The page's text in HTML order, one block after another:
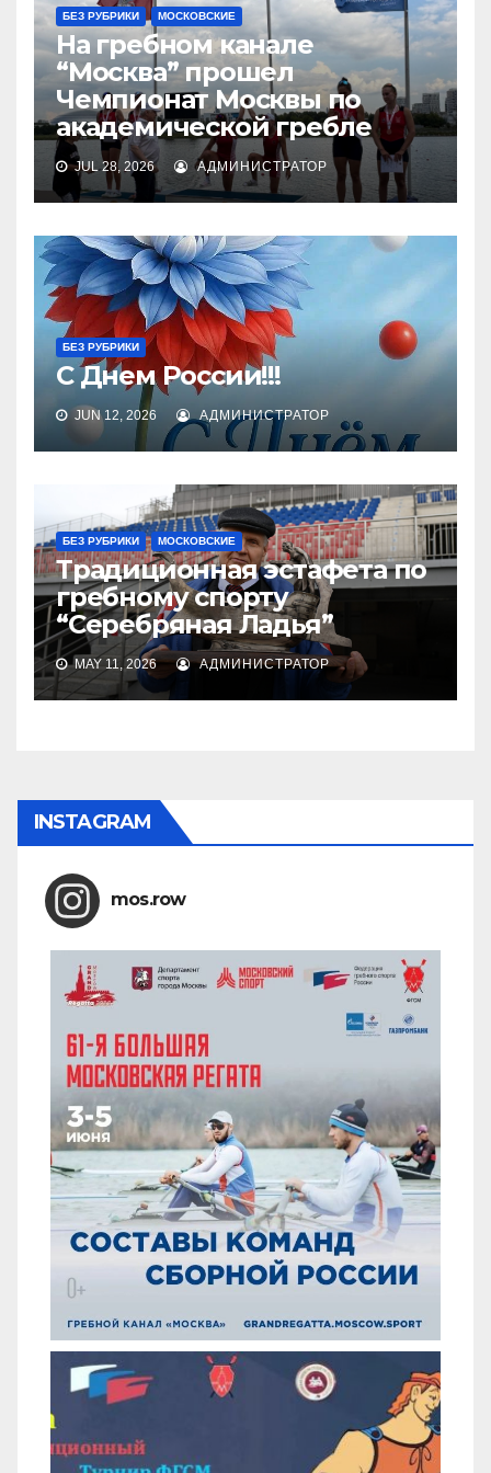
БЕЗ РУБРИКИ МОСКОВСКИЕ
На гребном канале
“Москва” прошел
Чемпионат Москвы по
академической гребле
JUL 28, 2026 АДМИНИСТРАТОР
БЕЗ РУБРИКИ
С Днем России!!!
JUN 12, 2026 АДМИНИСТРАТОР
БЕЗ РУБРИКИ МОСКОВСКИЕ
Традиционная эстафета по
гребному спорту
“Серебряная Ладья”
MAY 11, 2026 АДМИНИСТРАТОР
INSTAGRAM
mos.row